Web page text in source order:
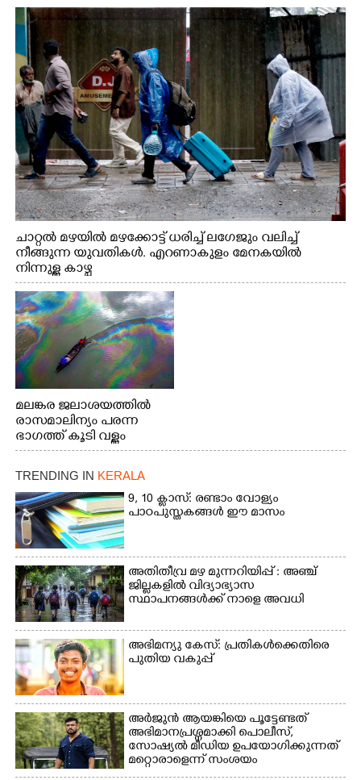
നിന്നുള്ള കാഴ്ച
ചാറ്റൽ മഴയിൽ മഴക്കോട്ട് ധരിച്ച് ലഗേജും വലിച്ച്
നീങ്ങുന്ന യുവതികൾ. എറണാകുളം മേനകയിൽ
നിന്നുള്ള കാഴ്ച
മലങ്കര ജലാശയത്തിൽ
രാസമാലിന്യം പരന്ന
ഭാഗത്ത് കൂടി വള്ളം
തുഴഞ്ഞു പോകുന്ന
പ്രദേശവാസികൾ
TRENDING IN KERALA
9, 10 ക്ലാസ്: രണ്ടാം വോള്യം
പാഠപുസ്തകങ്ങൾ ഈ മാസം
അതിതീവ്ര മഴ മുന്നറിയിപ്പ് : അഞ്ച്
ജില്ലകളിൽ വിദ്യാഭ്യാസ
സ്ഥാപനങ്ങൾക്ക് നാളെ അവധി
അഭിമന്യു കേസ്: പ്രതികൾക്കെതിരെ
പുതിയ വകുപ്പ്
അർജുൻ ആയങ്കിയെ പൂട്ടേണ്ടത്
അഭിമാനപ്രശ്നമാക്കി പൊലീസ്,
സാേഷ്യൽ മീഡിയ ഉപയോഗിക്കുന്നത്
മറ്റൊരാളെന്ന് സംശയം